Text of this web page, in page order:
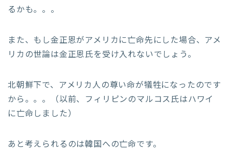
るかも。。。
また、もし金正恩がアメリカに亡命先にした場合、アメ
リカの世論は金正恩氏を受け入れないでしょう。
北朝鮮下で、アメリカ人の尊い命が犠牲になったのです
から。。。（以前、フィリピンのマルコス氏はハワイ
に亡命しました）
あと考えられるのは韓国への亡命です。